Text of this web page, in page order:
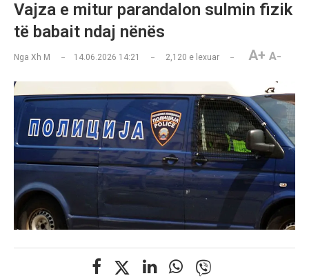
Vajza e mitur parandalon sulmin fizik
të babait ndaj nënës
Nga Xh M 14.06.2026 14:21 2,120 e lexuar A+ A-